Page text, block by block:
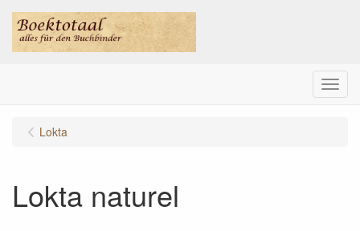
Menu
Lokta
Lokta naturel